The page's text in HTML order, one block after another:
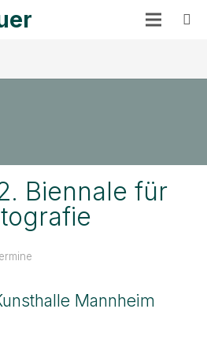
Biennale für
Mannheim